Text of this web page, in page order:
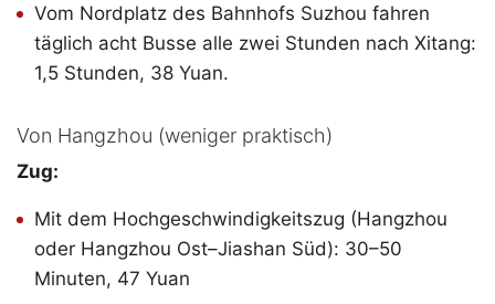
Vom Nordplatz des Bahnhofs Suzhou fahren
täglich acht Busse alle zwei Stunden nach Xitang:
1,5 Stunden, 38 Yuan.
Von Hangzhou (weniger praktisch)
Zug:
Mit dem Hochgeschwindigkeitszug (Hangzhou
oder Hangzhou Ost–Jiashan Süd): 30–50
Minuten, 47 Yuan